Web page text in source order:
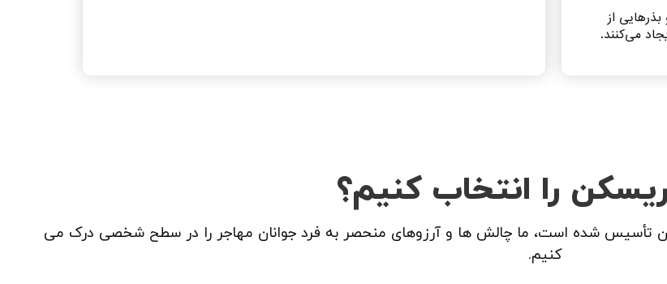
از
می‌کنند.
را انتخاب کنیم؟
تأسیس شده است، ما چالش ها و آرزوهای منحصر به فرد جوانان مهاجر را در سطح شخصی درک می
کنیم.